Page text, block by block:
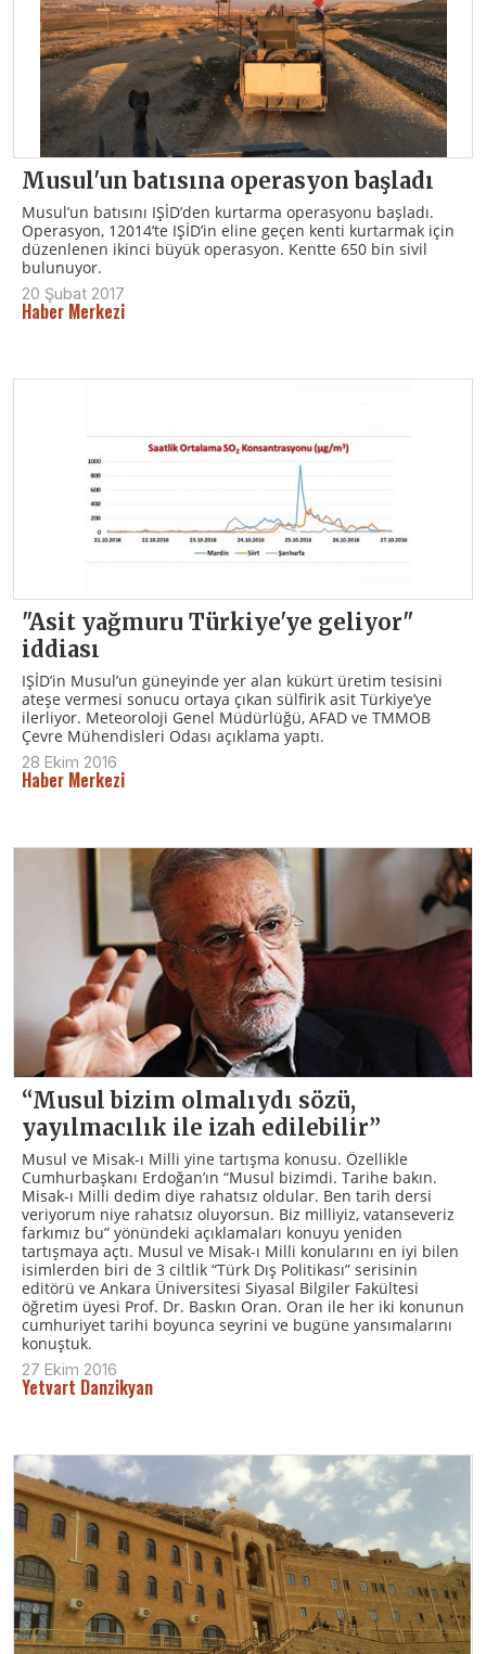
Musul'un batısına operasyon başladı
Musul’un batısını IŞİD’den kurtarma operasyonu başladı.
Operasyon, 12014’te IŞİD’in eline geçen kenti kurtarmak için
düzenlenen ikinci büyük operasyon. Kentte 650 bin sivil
bulunuyor.
20 Şubat 2017
Haber Merkezi
"Asit yağmuru Türkiye'ye geliyor"
iddiası
IŞİD’in Musul’un güneyinde yer alan kükürt üretim tesisini
ateşe vermesi sonucu ortaya çıkan sülfirik asit Türkiye’ye
ilerliyor. Meteoroloji Genel Müdürlüğü, AFAD ve TMMOB
Çevre Mühendisleri Odası açıklama yaptı.
28 Ekim 2016
Haber Merkezi
“Musul bizim olmalıydı sözü,
yayılmacılık ile izah edilebilir”
Musul ve Misak-ı Milli yine tartışma konusu. Özellikle
Cumhurbaşkanı Erdoğan’ın “Musul bizimdi. Tarihe bakın.
Misak-ı Milli dedim diye rahatsız oldular. Ben tarih dersi
veriyorum niye rahatsız oluyorsun. Biz milliyiz, vatanseveriz
farkımız bu” yönündeki açıklamaları konuyu yeniden
tartışmaya açtı. Musul ve Misak-ı Milli konularını en iyi bilen
isimlerden biri de 3 ciltlik “Türk Dış Politikası” serisinin
editörü ve Ankara Üniversitesi Siyasal Bilgiler Fakültesi
öğretim üyesi Prof. Dr. Baskın Oran. Oran ile her iki konunun
cumhuriyet tarihi boyunca seyrini ve bugüne yansımalarını
konuştuk.
27 Ekim 2016
Yetvart Danzikyan